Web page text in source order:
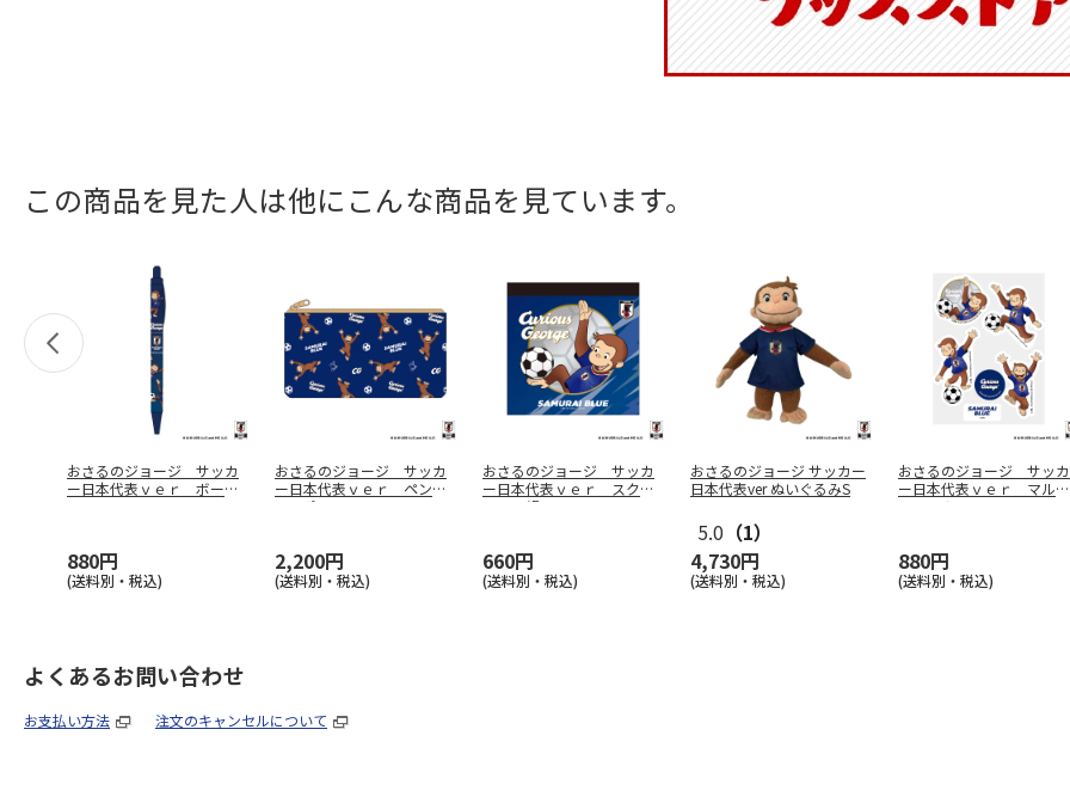
この商品を見た人は他にこんな商品を見ています。
おさるのジョージ サッカ
ー日本代表ｖｅｒ ボール
880円
(送料別・税込)
おさるのジョージ サッカ
ー日本代表ｖｅｒ ペンケ
ースポーチ
2,200円
(送料別・税込)
おさるのジョージ サッカ
ー日本代表ｖｅｒ スクエ
アメモ帳
660円
(送料別・税込)
おさるのジョージ サッカー
日本代表ver ぬいぐるみS
5.0 （1）
4,730円
(送料別・税込)
おさるのジョージ サッカ
ー日本代表ｖｅｒ マルチ
ステッカー
880円
(送料別・税込)
よくあるお問い合わせ
お支払い方法 注文のキャンセルについて